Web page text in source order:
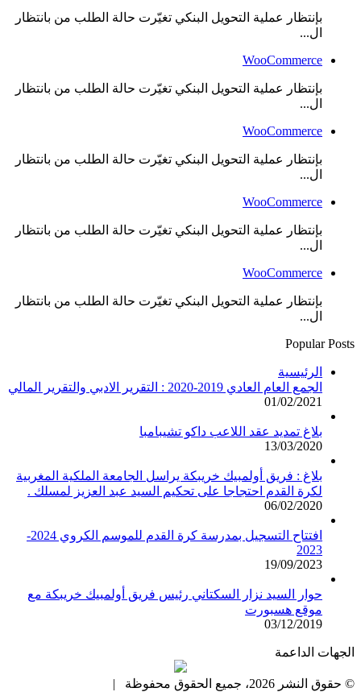
بإنتظار عملية التحويل البنكي تغيّرت حالة الطلب من بانتظار
ال...
WooCommerce
بإنتظار عملية التحويل البنكي تغيّرت حالة الطلب من بانتظار
ال...
WooCommerce
بإنتظار عملية التحويل البنكي تغيّرت حالة الطلب من بانتظار
ال...
WooCommerce
بإنتظار عملية التحويل البنكي تغيّرت حالة الطلب من بانتظار
ال...
WooCommerce
بإنتظار عملية التحويل البنكي تغيّرت حالة الطلب من بانتظار
ال...
Popular Posts
الرئيسية
الجمع العام العادي 2019-2020 : التقرير الادبي والتقرير المالي
01/02/2021
بلاغ تمديد عقد اللاعب داكو تشيبامبا
13/03/2020
بلاغ : فريق أولمبيك خريبكة يراسل الجامعة الملكية المغربية
لكرة القدم احتجاجا على تحكيم السيد عبد العزيز لمسلك .
06/02/2020
افتتاح التسجيل بمدرسة كرة القدم للموسم الكروي 2024-
2023
19/09/2023
حوار السيد نزار السكتاني رئيس فريق أولمبيك خريبكة مع
موقع هسبورت
03/12/2019
الجهات الداعمة
© حقوق النشر 2026، جميع الحقوق محفوظة |